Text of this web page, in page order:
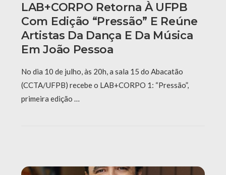
LAB+CORPO Retorna À UFPB
Com Edição “Pressão” E Reúne
Artistas Da Dança E Da Música
Em João Pessoa
No dia 10 de julho, às 20h, a sala 15 do Abacatão
(CCTA/UFPB) recebe o LAB+CORPO 1: “Pressão”,
primeira edição …